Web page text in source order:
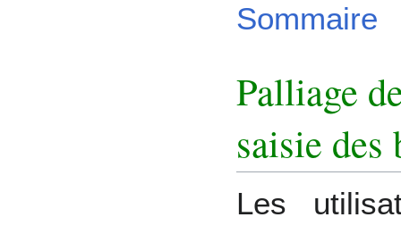
Sommaire
Palliage
saisie des
Les